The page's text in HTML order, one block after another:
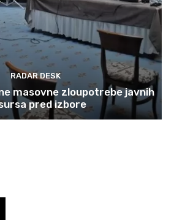
RADAR DESK
masovne zloupotrebe javnih
pred izbore